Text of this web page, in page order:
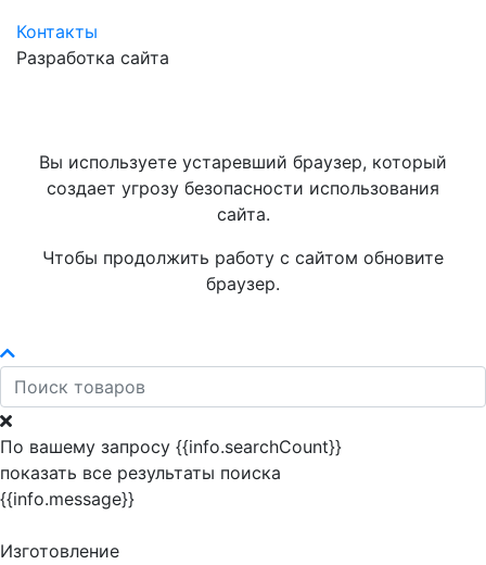
Контакты
Разработка сайта
Вы используете устаревший браузер, который
создает угрозу безопасности использования
сайта.
Чтобы продолжить работу с сайтом обновите
браузер.
По вашему запросу {{info.searchCount}}
показать все результаты поиска
{{info.message}}
Изготовление